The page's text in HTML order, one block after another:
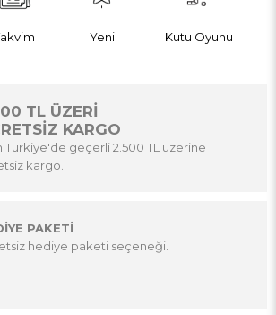
Yeni Kutu Oyunu
TL ÜZERİ
KARGO
Türkiye'de geçerli 2.500 TL üzerine
kargo.
PAKETİ
hediye paketi seçeneği.